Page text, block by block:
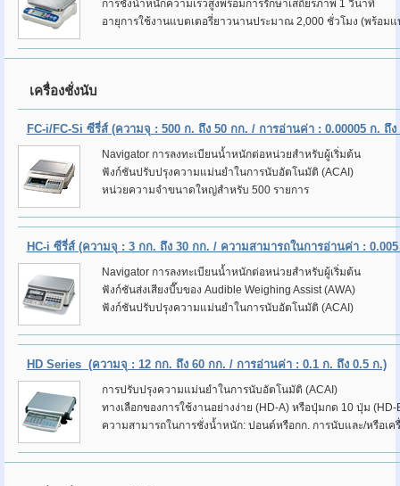
การชั่งน้ำหนักความเร็วสูงพร้อมการรักษาเสถียรภาพ 1 วินาที
อายุการใช้งานแบตเตอรี่ยาวนานประมาณ 2,000 ชั่วโมง (พร้อม
เครื่องชั่งนับ
FC-i/FC-Si ซีรี่ส์(ความจุ : 500 ก. ถึง 50 กก. / การอ่านค่า : 0.00005 ก. ถึง
Navigator การลงทะเบียนน้ำหนักต่อหน่วยสำหรับผู้เริ่มต้น
ฟังก์ชันปรับปรุงความแม่นยำในการนับอัตโนมัติ (ACAI)
หน่วยความจำขนาดใหญ่สำหรับ 500 รายการ
HC-i ซีรี่ส์(ความจุ : 3 กก. ถึง 30 กก. / ความสามารถในการอ่านค่า : 0.005
Navigator การลงทะเบียนน้ำหนักต่อหน่วยสำหรับผู้เริ่มต้น
ฟังก์ชันส่งเสียงบี๊บของ Audible Weighing Assist (AWA)
ฟังก์ชันปรับปรุงความแม่นยำในการนับอัตโนมัติ (ACAI)
HD Series (ความจุ : 12 กก. ถึง 60 กก. / การอ่านค่า : 0.1 ก. ถึง 0.5 ก.)
การปรับปรุงความแม่นยำในการนับอัตโนมัติ (ACAI)
ทางเลือกของการใช้งานอย่างง่าย (HD-A) หรือปุ่มกด 10 ปุ่ม (HD-
ความสามารถในการชั่งน้ำหนัก: ปอนด์หรือกก. การนับและ/หรือเค